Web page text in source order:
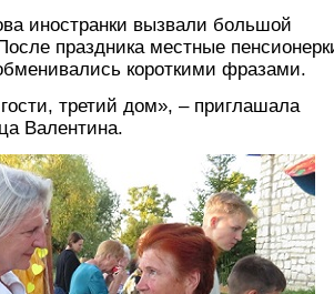
иностранки вызвали большой
праздника местные
короткими фразами.
третий дом», – приглашала
Валентина.